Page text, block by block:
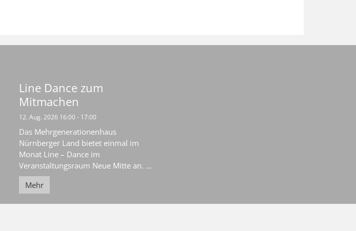
Line Dance zum
Mitmachen
12. Aug. 2026 16:00 - 17:00
Das Mehrgenerationenhaus
Nürnberger Land bietet einmal im
Monat Line – Dance im
Veranstaltungsraum Neue Mitte an. ...
Mehr